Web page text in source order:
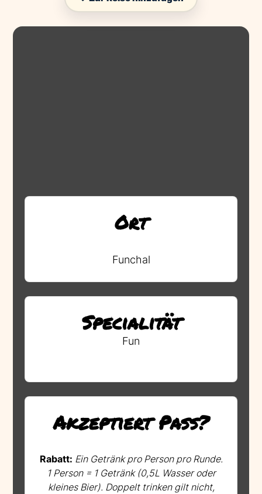
Ort
Funchal
Specialität
Fun
Akzeptiert Pass?
Rabatt: Ein Getränk pro Person pro Runde.
1 Person = 1 Getränk (0,5L Wasser oder
kleines Bier). Doppelt trinken gilt nicht,